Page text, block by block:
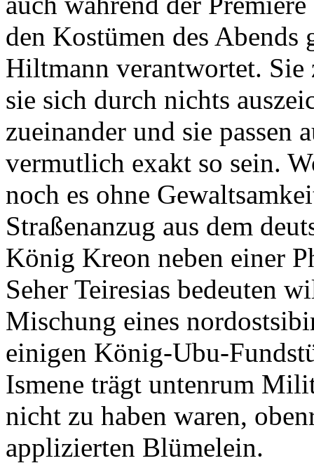
den Kostümen des Abends
Hiltmann verantwortet. Sie
sie sich durch nichts
zueinander und sie passen
vermutlich exakt so sein.
noch es ohne
Straßenanzug aus dem
König Kreon neben einer
Seher Teiresias bedeuten
Mischung eines
einigen König-Ubu-
Ismene trägt untenrum
nicht zu haben waren,
applizierten Blümelein.